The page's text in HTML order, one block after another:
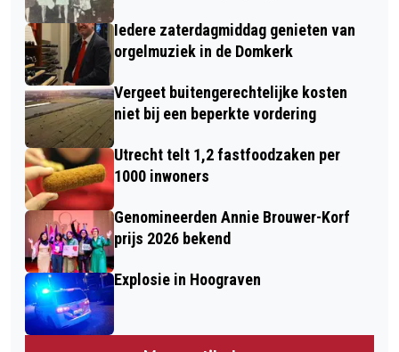
Iedere zaterdagmiddag genieten van
orgelmuziek in de Domkerk
Vergeet buitengerechtelijke kosten
niet bij een beperkte vordering
Utrecht telt 1,2 fastfoodzaken per
1000 inwoners
Genomineerden Annie Brouwer-Korf
prijs 2026 bekend
Explosie in Hoograven